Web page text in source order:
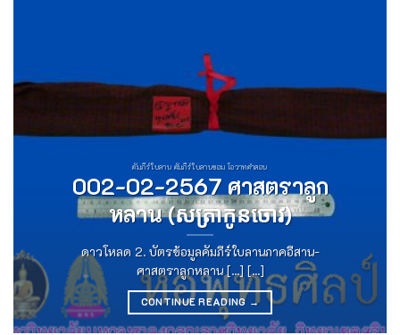
คัมภีร์ใบลาน คัมภีร์ใบลานขอม โอวาทคำสอน
002-02-2567 ศาสตราลูก
หลาน (សត្រាកូនចោវ)
ดาวโหลด 2. บัตรข้อมูลคัมภีร์ใบลานภาคอีสาน-
ศาสตราลูกหลาน [...] [...]
CONTINUE READING →